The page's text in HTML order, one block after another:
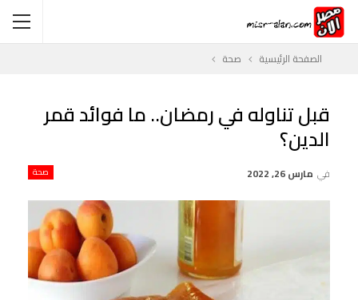
الصفحة الرئيسية صحة
قبل تناوله في رمضان.. ما فوائد قمر
الدين؟
صحة في مارس 26, 2022